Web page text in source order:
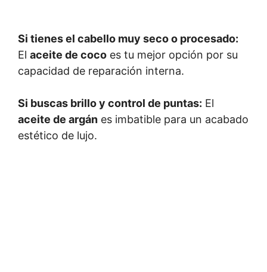
Si tienes el cabello muy seco o procesado:
El aceite de coco es tu mejor opción por su
capacidad de reparación interna.
Si buscas brillo y control de puntas: El
aceite de argán es imbatible para un acabado
estético de lujo.